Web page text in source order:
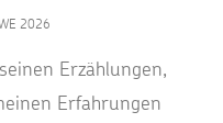
2026
Erzählungen,
Erfahrungen